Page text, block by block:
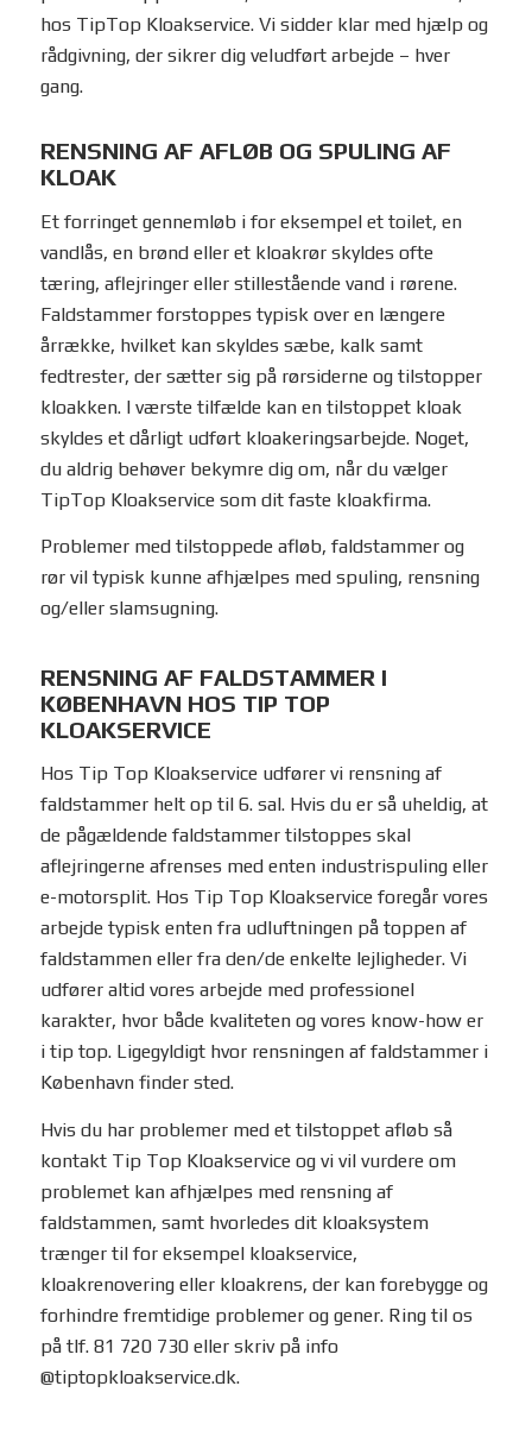
hos TipTop Kloakservice. Vi sidder klar med hjælp og
rådgivning, der sikrer dig veludført arbejde – hver
gang.
RENSNING AF AFLØB OG SPULING AF
KLOAK
Et forringet gennemløb i for eksempel et toilet, en
vandlås, en brønd eller et kloakrør skyldes ofte
tæring, aflejringer eller stillestående vand i rørene.
Faldstammer forstoppes typisk over en længere
årrække, hvilket kan skyldes sæbe, kalk samt
fedtrester, der sætter sig på rørsiderne og tilstopper
kloakken. I værste tilfælde kan en tilstoppet kloak
skyldes et dårligt udført kloakeringsarbejde. Noget,
du aldrig behøver bekymre dig om, når du vælger
TipTop Kloakservice som dit faste kloakfirma.
Problemer med tilstoppede afløb, faldstammer og
rør vil typisk kunne afhjælpes med spuling, rensning
og/eller slamsugning.
RENSNING AF FALDSTAMMER I
KØBENHAVN HOS TIP TOP
KLOAKSERVICE
Hos Tip Top Kloakservice udfører vi rensning af
faldstammer helt op til 6. sal. Hvis du er så uheldig, at
de pågældende faldstammer tilstoppes skal
aflejringerne afrenses med enten industrispuling eller
e-motorsplit. Hos Tip Top Kloakservice foregår vores
arbejde typisk enten fra udluftningen på toppen af
faldstammen eller fra den/de enkelte lejligheder. Vi
udfører altid vores arbejde med professionel
karakter, hvor både kvaliteten og vores know-how er
i tip top. Ligegyldigt hvor rensningen af faldstammer i
København finder sted.
Hvis du har problemer med et tilstoppet afløb så
kontakt Tip Top Kloakservice og vi vil vurdere om
problemet kan afhjælpes med rensning af
faldstammen, samt hvorledes dit kloaksystem
trænger til for eksempel kloakservice,
kloakrenovering eller kloakrens, der kan forebygge og
forhindre fremtidige problemer og gener. Ring til os
på tlf. 81 720 730 eller skriv på info
@tiptopkloakservice.dk.